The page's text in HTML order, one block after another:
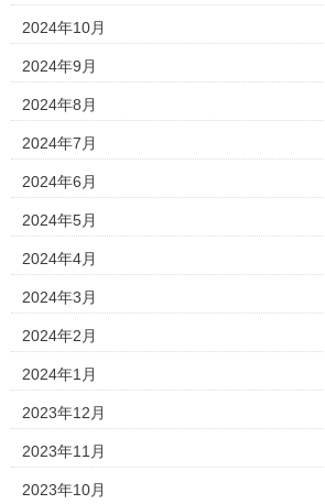
2024年10月
2024年9月
2024年8月
2024年7月
2024年6月
2024年5月
2024年4月
2024年3月
2024年2月
2024年1月
2023年12月
2023年11月
2023年10月